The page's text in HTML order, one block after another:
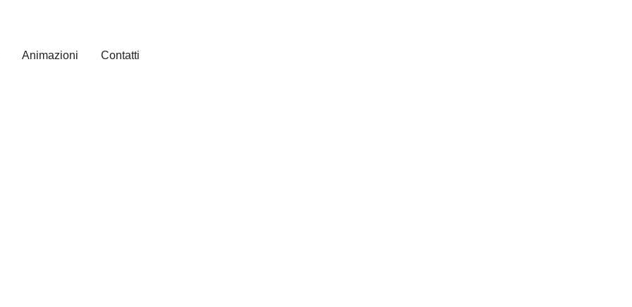
Animazioni Contatti